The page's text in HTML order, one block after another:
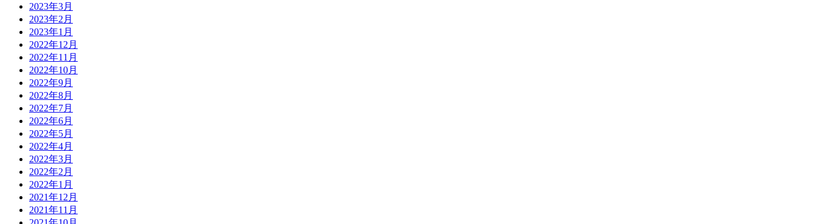
2023年3月
2023年2月
2023年1月
2022年12月
2022年11月
2022年10月
2022年9月
2022年8月
2022年7月
2022年6月
2022年5月
2022年4月
2022年3月
2022年2月
2022年1月
2021年12月
2021年11月